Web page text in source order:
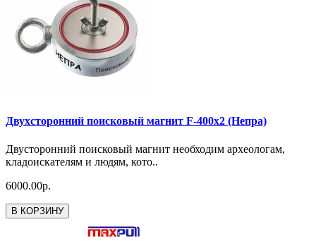
Двухсторонний поисковый магнит F-400x2 (Непра)
Двусторонний поисковый магнит необходим археологам,
кладоискателям и людям, кото..
6000.00р.
В КОРЗИНУ